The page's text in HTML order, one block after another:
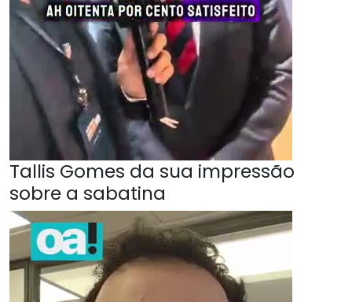
Tallis Gomes da sua impressão
sobre a sabatina